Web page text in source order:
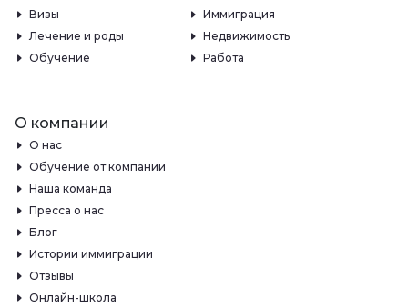
Визы
Иммиграция
Лечение и роды
Недвижимость
Обучение
Работа
О компании
О нас
Обучение от компании
Наша команда
Пресса о нас
Блог
Истории иммиграции
Отзывы
Онлайн-школа